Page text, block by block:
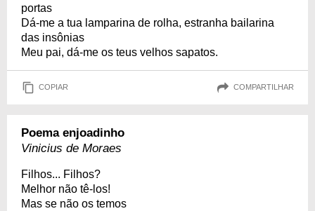
portas
Dá-me a tua lamparina de rolha, estranha bailarina
das insônias
Meu pai, dá-me os teus velhos sapatos.
COPIAR COMPARTILHAR
Poema enjoadinho
Vinicius de Moraes
Filhos... Filhos?
Melhor não tê-los!
Mas se não os temos